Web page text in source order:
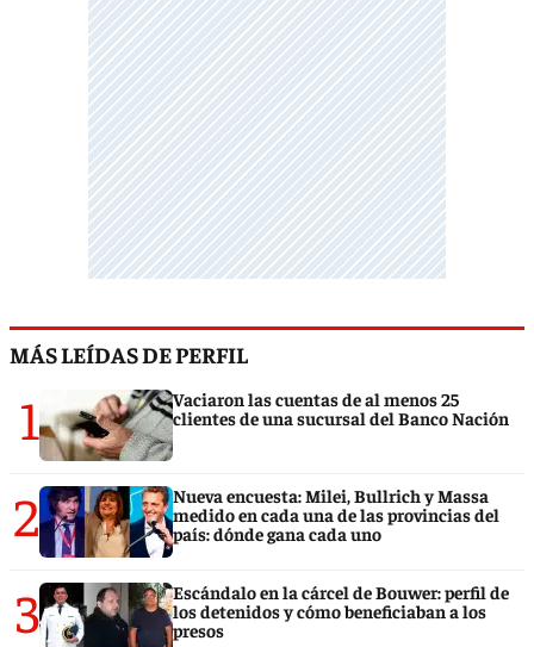
MÁS LEÍDAS DE PERFIL
1
Vaciaron las cuentas de al menos 25
clientes de una sucursal del Banco Nación
2
Nueva encuesta: Milei, Bullrich y Massa
medido en cada una de las provincias del
país: dónde gana cada uno
3
Escándalo en la cárcel de Bouwer: perfil de
los detenidos y cómo beneficiaban a los
presos